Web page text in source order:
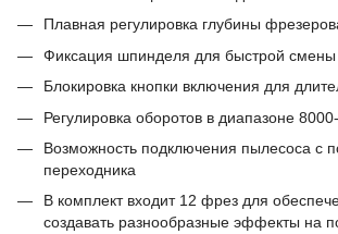
Плавная регулировка глубины
Фиксация шпинделя для быстрой
Блокировка кнопки включения для
Регулировка оборотов в диапазоне
Возможность подключения пылесоса с
переходника
В комплект входит 12 фрез для
создавать разнообразные эффекты на